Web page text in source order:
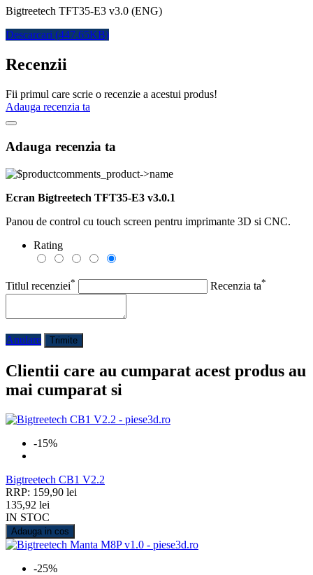
Bigtreetech TFT35-E3 v3.0 (ENG)
Descarcari (447.65KB)
Recenzii
Fii primul care scrie o recenzie a acestui produs!
Adauga recenzia ta
Adauga recenzia ta
Ecran Bigtreetech TFT35-E3 v3.0.1
Panou de control cu touch screen pentru imprimante 3D si CNC.
Rating
Titlul recenziei* Recenzia ta*
Anulare Trimite
Clientii care au cumparat acest produs au
mai cumparat si
-15%
Bigtreetech CB1 V2.2
RRP: 159,90 lei
135,92 lei
IN STOC
Adauga in cos
-25%